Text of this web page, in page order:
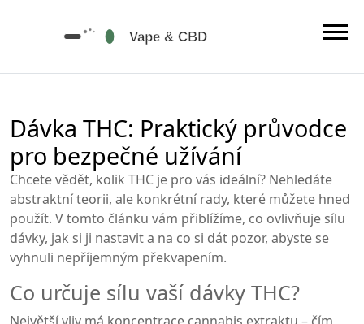
Dávka THC: Praktický průvodce
pro bezpečné užívání
Chcete vědět, kolik THC je pro vás ideální? Nehledáte
abstraktní teorii, ale konkrétní rady, které můžete hned
použít. V tomto článku vám přiblížíme, co ovlivňuje sílu
dávky, jak si ji nastavit a na co si dát pozor, abyste se
vyhnuli nepříjemným překvapením.
Co určuje sílu vaší dávky THC?